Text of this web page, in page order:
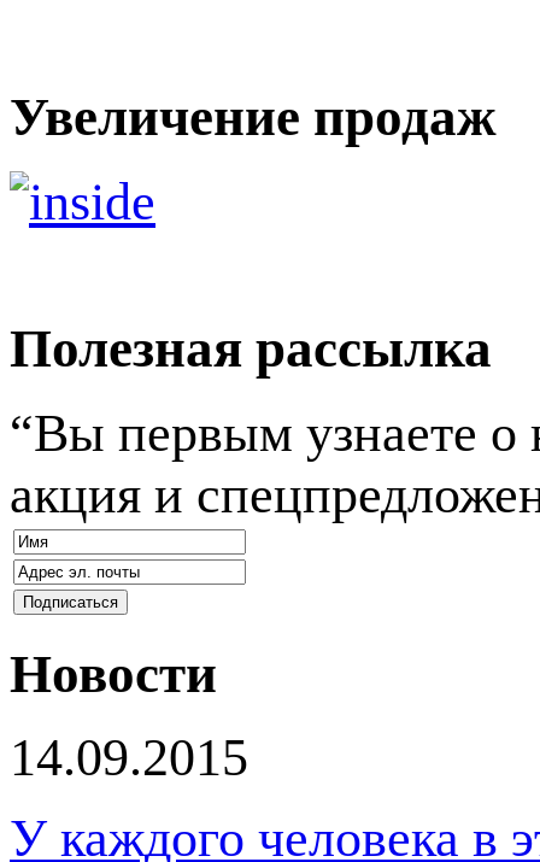
Увеличение продаж
Полезная рассылка
“Вы первым узнаете о
акция и
Новости
14.09.2015
У каждого человека в